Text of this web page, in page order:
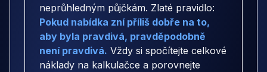
neprůhledným půjčkám. Zlaté pravidlo:
Pokud nabídka zní příliš dobře na to,
aby byla pravdivá, pravděpodobně
není pravdivá. Vždy si spočítejte celkové
náklady na kalkulačce a porovnejte